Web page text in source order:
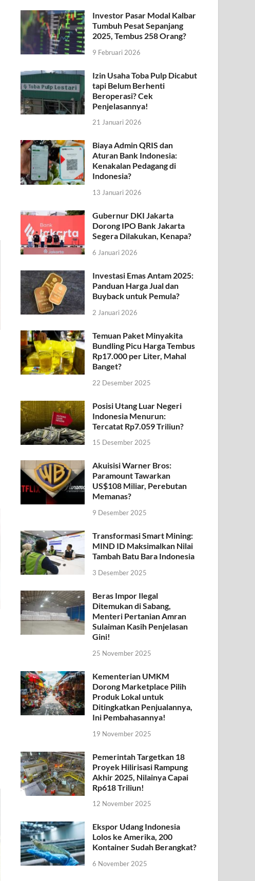
Investor Pasar Modal Kalbar
Tumbuh Pesat Sepanjang
2025, Tembus 258 Orang?
9 Februari 2026
Izin Usaha Toba Pulp Dicabut
tapi Belum Berhenti
Beroperasi? Cek
Penjelasannya!
21 Januari 2026
Biaya Admin QRIS dan
Aturan Bank Indonesia:
Kenakalan Pedagang di
Indonesia?
13 Januari 2026
Gubernur DKI Jakarta
Dorong IPO Bank Jakarta
Segera Dilakukan, Kenapa?
6 Januari 2026
Investasi Emas Antam 2025:
Panduan Harga Jual dan
Buyback untuk Pemula?
2 Januari 2026
Temuan Paket Minyakita
Bundling Picu Harga Tembus
Rp17.000 per Liter, Mahal
Banget?
22 Desember 2025
Posisi Utang Luar Negeri
Indonesia Menurun:
Tercatat Rp7.059 Triliun?
15 Desember 2025
Akuisisi Warner Bros:
Paramount Tawarkan
US$108 Miliar, Perebutan
Memanas?
9 Desember 2025
Transformasi Smart Mining:
MIND ID Maksimalkan Nilai
Tambah Batu Bara Indonesia
3 Desember 2025
Beras Impor Ilegal
Ditemukan di Sabang,
Menteri Pertanian Amran
Sulaiman Kasih Penjelasan
Gini!
25 November 2025
Kementerian UMKM
Dorong Marketplace Pilih
Produk Lokal untuk
Ditingkatkan Penjualannya,
Ini Pembahasannya!
19 November 2025
Pemerintah Targetkan 18
Proyek Hilirisasi Rampung
Akhir 2025, Nilainya Capai
Rp618 Triliun!
12 November 2025
Ekspor Udang Indonesia
Lolos ke Amerika, 200
Kontainer Sudah Berangkat?
6 November 2025